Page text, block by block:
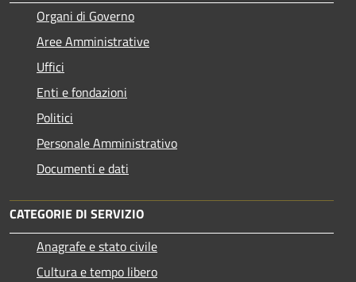
Organi di Governo
Aree Amministrative
Uffici
Enti e fondazioni
Politici
Personale Amministrativo
Documenti e dati
CATEGORIE DI SERVIZIO
Anagrafe e stato civile
Cultura e tempo libero